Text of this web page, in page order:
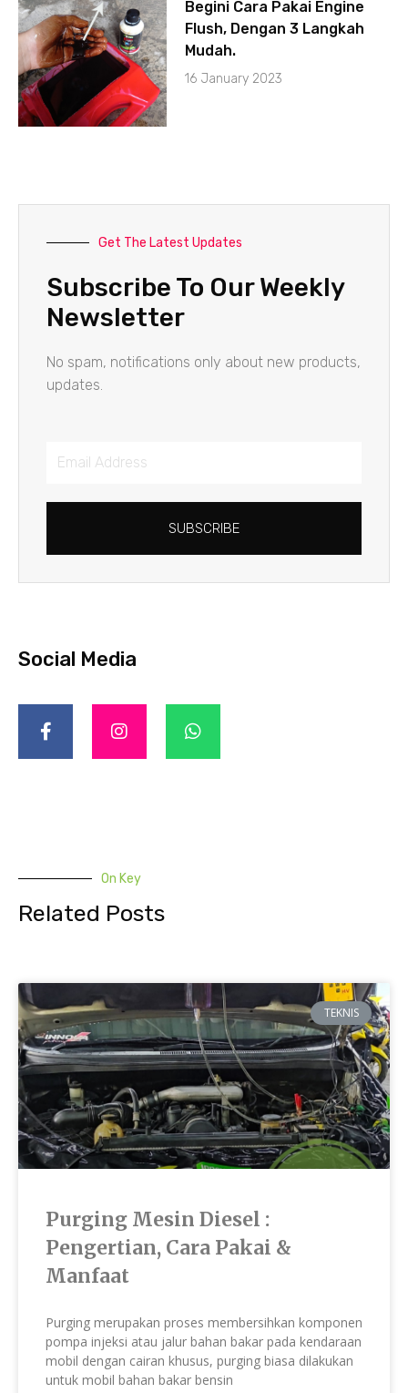
Begini Cara Pakai Engine
Flush, Dengan 3 Langkah
Mudah.
16 January 2023
Get The Latest Updates
Subscribe To Our Weekly
Newsletter
No spam, notifications only about new products,
updates.
SUBSCRIBE
Social Media
On Key
Related Posts
TEKNIS
Purging Mesin Diesel :
Pengertian, Cara Pakai &
Manfaat
Purging merupakan proses membersihkan komponen
pompa injeksi atau jalur bahan bakar pada kendaraan
mobil dengan cairan khusus, purging biasa dilakukan
untuk mobil bahan bakar bensin